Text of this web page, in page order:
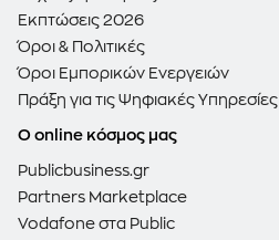
Εκπτώσεις 2026
Όροι & Πολιτικές
Όροι Εμπορικών Ενεργειών
Πράξη για τις Ψηφιακές Υπηρεσίες
Ο online κόσμος μας
Publicbusiness.gr
Partners Marketplace
Vodafone στα Public